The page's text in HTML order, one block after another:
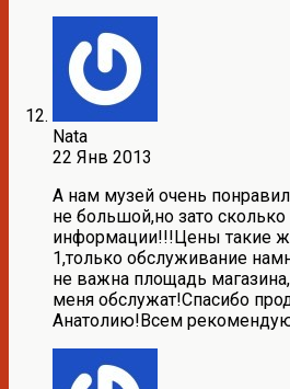
Nata
22 Янв 2013
А нам музей очень
не большой,но зато
информации!!!Цены такие
1,только обслуживание
не важна площадь
меня обслужат!Спасибо
Анатолию!Всем